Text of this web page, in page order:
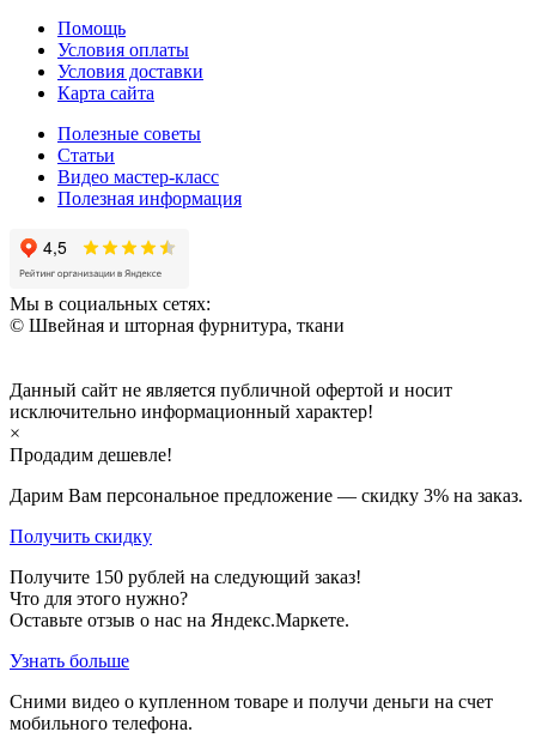
Помощь
Условия оплаты
Условия доставки
Карта сайта
Полезные советы
Статьи
Видео мастер-класс
Полезная информация
Мы в социальных сетях:
© Швейная и шторная фурнитура, ткани
Данный сайт не является публичной офертой и носит
исключительно информационный характер!
×
Продадим дешевле!
Дарим Вам персональное предложение — скидку 3% на заказ.
Получить скидку
Получите 150 рублей на следующий заказ!
Что для этого нужно?
Оставьте отзыв о нас на Яндекс.Маркете.
Узнать больше
Сними видео о купленном товаре и получи деньги на счет
мобильного телефона.